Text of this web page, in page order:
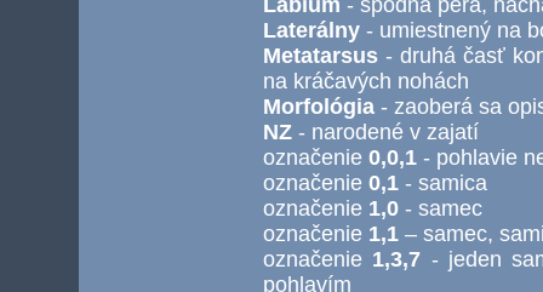
Labium - spodná pera,
Laterálny - umiestnený na
Metatarsus - druhá časť
na kráčavých nohách
Morfológia - zaoberá sa
NZ - narodené v zajatí
označenie 0,0,1 - pohlavie
označenie 0,1 - samica
označenie 1,0 - samec
označenie 1,1 – samec,
označenie 1,3,7 - jeden
pohlavím